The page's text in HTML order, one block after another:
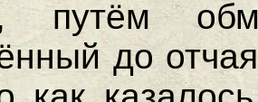
путём
до